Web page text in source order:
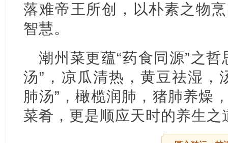
落难帝王所创，以朴素之物
智慧。
潮州菜更蕴“药食同源”之
汤”，凉瓜清热，黄豆祛湿，
肺汤”，橄榄润肺，猪肺养燥
菜肴，更是顺应天时的养生之